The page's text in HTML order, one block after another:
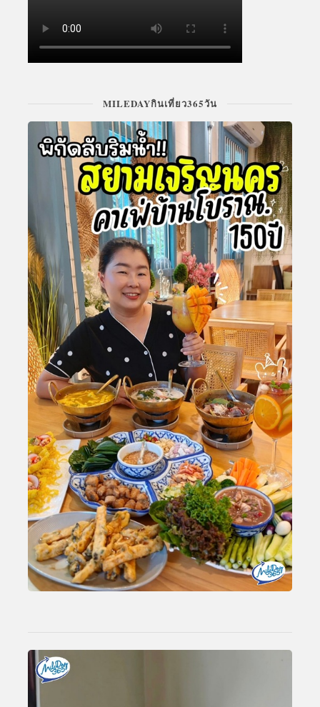
MILEDAYกินเที่ยว365วัน